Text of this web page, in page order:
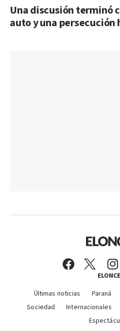
Una discusión terminó
auto y una persecución
ELONCE
Últimas noticias Paraná
Sociedad
Internacionales